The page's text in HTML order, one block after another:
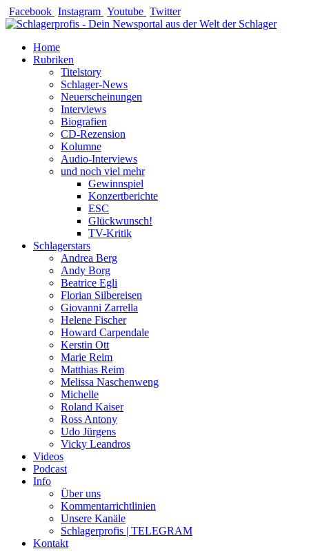
Zum
Inhalt
Facebook Instagram Youtube Twitter
Home
Rubriken
Titelstory
Schlager-News
Neuerscheinungen
Interviews
Biografien
CD-Rezension
Kolumne
Audio-Interviews
und noch viel mehr
Gewinnspiel
Konzertberichte
ESC
Glückwunsch!
TV-Kritik
Schlagerstars
Andrea Berg
Andy Borg
Beatrice Egli
Florian Silbereisen
Giovanni Zarrella
Helene Fischer
Howard Carpendale
Kerstin Ott
Marie Reim
Matthias Reim
Melissa Naschenweng
Michelle
Roland Kaiser
Ross Antony
Udo Jürgens
Vicky Leandros
Videos
Podcast
Info
Über uns
Kommentarrichtlinien
Unsere Kanäle
Schlagerprofis | TELEGRAM
Kontakt